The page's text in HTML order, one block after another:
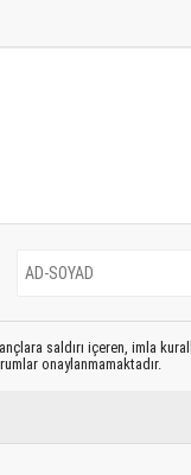
saldırı içeren, imla
onaylanmamaktadır.